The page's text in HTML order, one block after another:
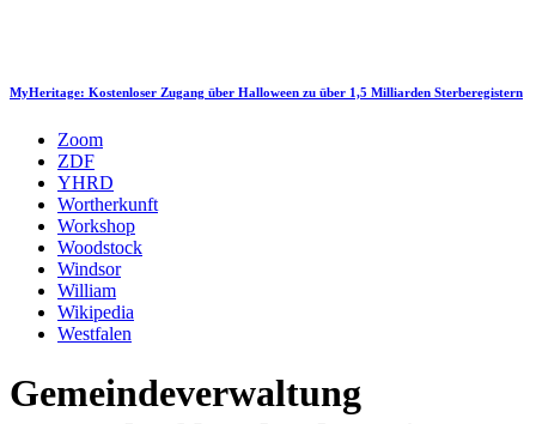
MyHeritage: Kostenloser Zugang über Halloween zu über 1,5 Milliarden Sterberegistern
Zoom
ZDF
YHRD
Wortherkunft
Workshop
Woodstock
Windsor
William
Wikipedia
Westfalen
Gemeindeverwaltung